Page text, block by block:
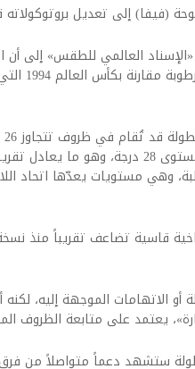
(فيفا) إلى تعديل بروتوكولاته
العالمي للطقس» إلى أن
سيواجهون
في الأجواء الرطبة، وهي مستويات يعدّها
الاتهامات الموجهة إليه،
يعتمد على متابعة الظروف
ستشهد دعماً متواصلاً من